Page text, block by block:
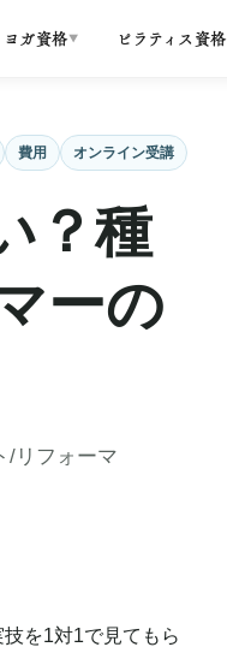
ヨガ資格 ▼ ピラティス資格
費用 オンライン受講
？種
ーの
/リフォーマ
を1対1で見てもら